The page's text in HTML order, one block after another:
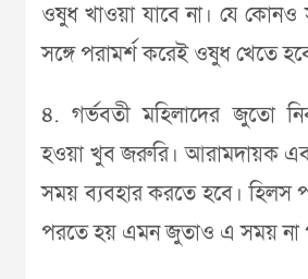
ওষুধ খাওয়া যাবে না। যে কোনও
সঙ্গে পরামর্শ করেই ওষুধ খেতে
৪. গর্ভবতী মহিলাদের জুতো
হওয়া খুব জরুরি। আরামদায়ক
সময় ব্যবহার করতে হবে। হিলস
পরতে হয় এমন জুতাও এ সময় না